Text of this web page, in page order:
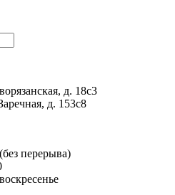
д. 18с3
д. 153с8
перерыва)